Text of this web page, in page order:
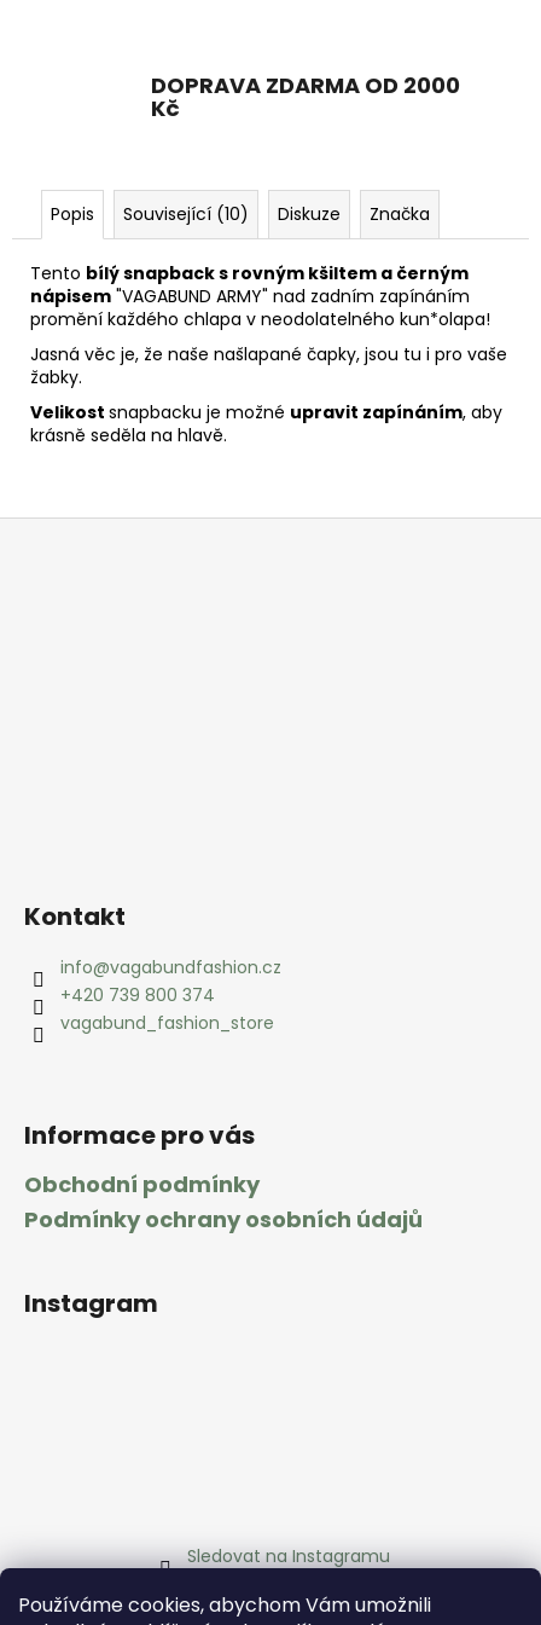
Používáme cookies, abychom Vám umožnili
DOPRAVA ZDARMA OD 2000
Kč
Popis Související (10) Diskuze Značka
Tento bílý snapback s rovným kšiltem a černým
nápisem "VAGABUND ARMY" nad zadním zapínáním
promění každého chlapa v neodolatelného kun*olapa!
Jasná věc je, že naše našlapané čapky, jsou tu i pro vaše
žabky.
Velikost snapbacku je možné upravit zapínáním, aby
krásně seděla na hlavě.
Z
Kontakt
info@vagabundfashion.cz
+420 739 800 374
vagabund_fashion_store
Informace pro vás
Obchodní podmínky
Podmínky ochrany osobních údajů
Instagram
Sledovat na Instagramu